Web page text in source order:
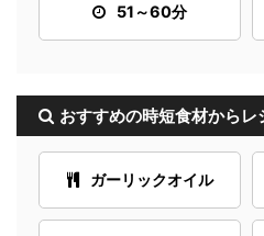
51～60分
おすすめの時短食材からレ
ガーリックオイル